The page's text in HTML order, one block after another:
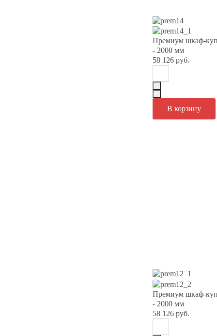
Премиум шкаф-
- 2000 мм
58 126 руб.
Премиум шкаф-
- 2000 мм
58 126 руб.